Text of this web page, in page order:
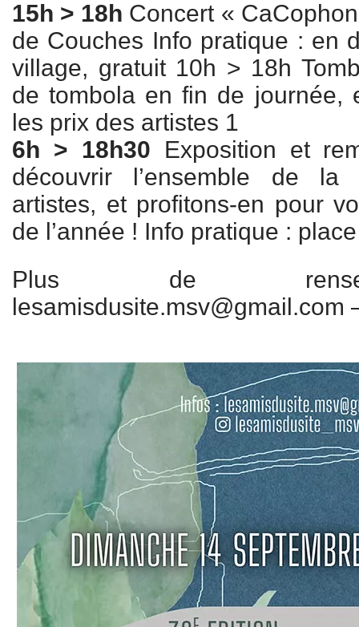
15h > 18h Concert «
de Couches Info pratique : en
village, gratuit 10h > 18h
de tombola en fin de journée,
les prix des artistes 1
6h > 18h30 Exposition et
découvrir l’ensemble de
artistes, et profitons-en pour
de l’année ! Info pratique :
Plus de
lesamisdusite.msv@gmail.com